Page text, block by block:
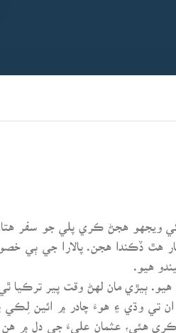
کي ويجهو هجڻ ڪري پلي جو سفر
هٿ ڏڪندا هجن. پالارا جي ٻي
هيو.
ٻيڙي مان لهڻ وقت پير ترڪيا
تي وڌي ۽ هوءَ چادر ۾ ائين
ڪري هئي، عثمان عليءَ جي دل ۾